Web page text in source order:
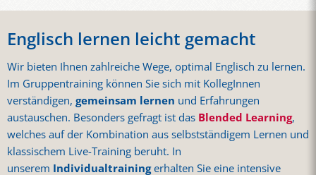
Englisch lernen leicht gemacht
Wir bieten Ihnen zahlreiche Wege, optimal Englisch zu lernen.
Im Gruppentraining können Sie sich mit KollegInnen
verständigen, gemeinsam lernen und Erfahrungen
austauschen. Besonders gefragt ist das Blended Learning,
welches auf der Kombination aus selbstständigem Lernen und
klassischem Live-Training beruht. In
unserem Individualtrainingerhalten Sie eine intensive